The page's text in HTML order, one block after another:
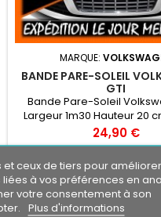
MARQUE:
BANDE PARE-SOLEIL
GTI
Bande Pare-Soleil
Largeur 1m30 Hauteur 20
Pare soleil couleur au
Volkswagen GTI couleur
Prix
24,90 €
Ajouter au panier
En stock
ceux de tiers pour
à vos préférences en
votre consentement à son
Plus d'informations